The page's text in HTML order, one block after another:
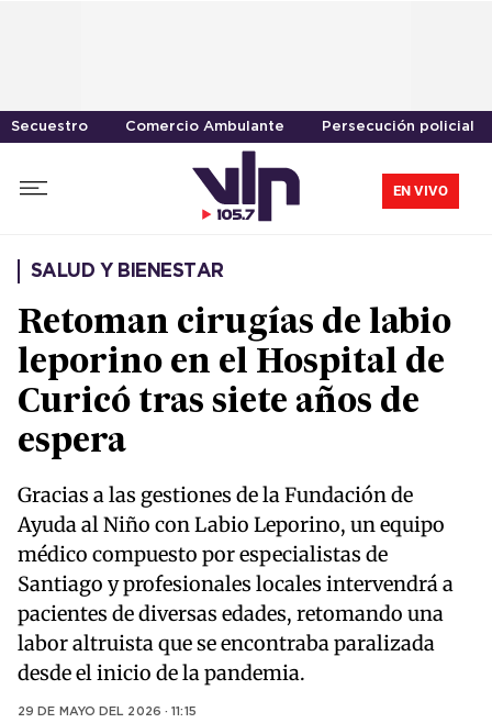
Secuestro Comercio Ambulante Persecución policial
EN VIVO
SALUD Y BIENESTAR
Retoman cirugías de labio
leporino en el Hospital de
Curicó tras siete años de
espera
Gracias a las gestiones de la Fundación de
Ayuda al Niño con Labio Leporino, un equipo
médico compuesto por especialistas de
Santiago y profesionales locales intervendrá a
pacientes de diversas edades, retomando una
labor altruista que se encontraba paralizada
desde el inicio de la pandemia.
29 DE MAYO DEL 2026 · 11:15